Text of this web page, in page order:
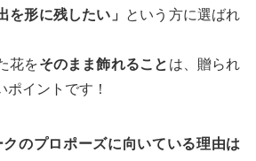
を形に残したい」 という方に選ばれ
花をそのまま飾れること は、贈られ
イントです！
クのプロポーズに向いている理由は